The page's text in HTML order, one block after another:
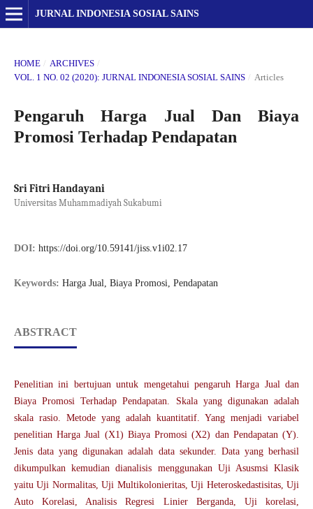
JURNAL INDONESIA SOSIAL SAINS
HOME / ARCHIVES /
VOL. 1 NO. 02 (2020): JURNAL INDONESIA SOSIAL SAINS / Articles
Pengaruh Harga Jual Dan Biaya
Promosi Terhadap Pendapatan
Sri Fitri Handayani
Universitas Muhammadiyah Sukabumi
DOI: https://doi.org/10.59141/jiss.v1i02.17
Keywords: Harga Jual, Biaya Promosi, Pendapatan
ABSTRACT
Penelitian ini bertujuan untuk mengetahui pengaruh Harga Jual dan
Biaya Promosi Terhadap Pendapatan. Skala yang digunakan adalah
skala rasio. Metode yang adalah kuantitatif. Yang menjadi variabel
penelitian Harga Jual (X1) Biaya Promosi (X2) dan Pendapatan (Y).
Jenis data yang digunakan adalah data sekunder. Data yang berhasil
dikumpulkan kemudian dianalisis menggunakan Uji Asusmsi Klasik
yaitu Uji Normalitas, Uji Multikolonieritas, Uji Heteroskedastisitas, Uji
Auto Korelasi, Analisis Regresi Linier Berganda, Uji korelasi,